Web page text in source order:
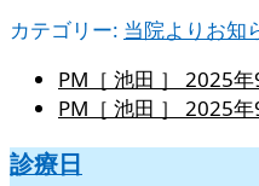
カテゴリー: 当院よりお知
PM［ 池田 ］ 2025年
PM［ 池田 ］ 2025年
診療日